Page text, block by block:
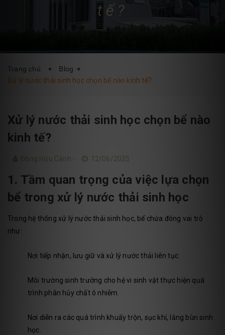
BLOG LIÊN HỆ
tế?
Trang chủ
Blog
Xử lý nước thải sinh học chọn bể nào kinh tế?
Xử lý nước thải sinh học chọn bể nào
kinh tế?
Đồng Hữu Cảnh - 12/06/2025
1. Tầm quan trọng của việc lựa chọn
bể trong xử lý nước thải sinh học
Trong hệ thống xử lý nước thải sinh học, bể chứa đóng vai trò
như:
Nơi tiếp nhận, lưu giữ và xử lý nước thải liên tục.
Môi trường sinh trưởng cho hệ vi sinh vật thực hiện quá
trình phân hủy chất ô nhiễm.
Nơi diễn ra các quá trình khuấy trộn, sục khí, lắng bùn sinh
học.